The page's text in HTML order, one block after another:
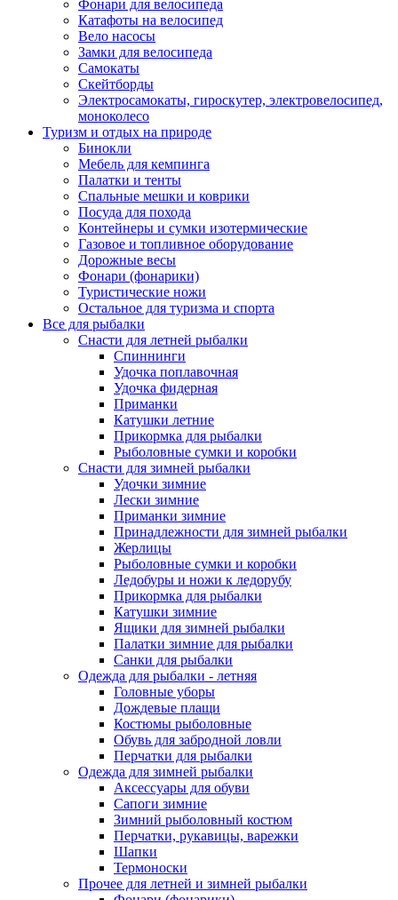
Фонари для велосипеда
Катафоты на велосипед
Вело насосы
Замки для велосипеда
Самокаты
Скейтборды
Электросамокаты, гироскутер, электровелосипед,
моноколесо
Туризм и отдых на природе
Бинокли
Мебель для кемпинга
Палатки и тенты
Спальные мешки и коврики
Посуда для похода
Контейнеры и сумки изотермические
Газовое и топливное оборудование
Дорожные весы
Фонари (фонарики)
Туристические ножи
Остальное для туризма и спорта
Все для рыбалки
Снасти для летней рыбалки
Спиннинги
Удочка поплавочная
Удочка фидерная
Приманки
Катушки летние
Прикормка для рыбалки
Рыболовные сумки и коробки
Снасти для зимней рыбалки
Удочки зимние
Лески зимние
Приманки зимние
Принадлежности для зимней рыбалки
Жерлицы
Рыболовные сумки и коробки
Ледобуры и ножи к ледорубу
Прикормка для рыбалки
Катушки зимние
Ящики для зимней рыбалки
Палатки зимние для рыбалки
Санки для рыбалки
Одежда для рыбалки - летняя
Головные уборы
Дождевые плащи
Костюмы рыболовные
Обувь для забродной ловли
Перчатки для рыбалки
Одежда для зимней рыбалки
Аксессуары для обуви
Сапоги зимние
Зимний рыболовный костюм
Перчатки, рукавицы, варежки
Шапки
Термоноски
Прочее для летней и зимней рыбалки